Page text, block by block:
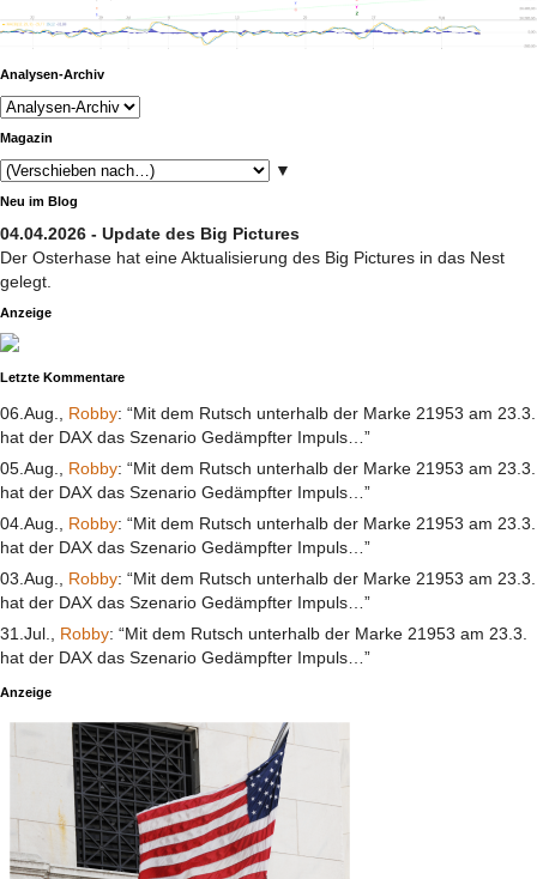
Analysen-Archiv
Magazin
▼
Neu im Blog
04.04.2026 - Update des Big Pictures
Der Osterhase hat eine Aktualisierung des Big Pictures in das Nest
gelegt.
Anzeige
Letzte Kommentare
06.Aug., Robby: “Mit dem Rutsch unterhalb der Marke 21953 am 23.3.
hat der DAX das Szenario Gedämpfter Impuls…”
05.Aug., Robby: “Mit dem Rutsch unterhalb der Marke 21953 am 23.3.
hat der DAX das Szenario Gedämpfter Impuls…”
04.Aug., Robby: “Mit dem Rutsch unterhalb der Marke 21953 am 23.3.
hat der DAX das Szenario Gedämpfter Impuls…”
03.Aug., Robby: “Mit dem Rutsch unterhalb der Marke 21953 am 23.3.
hat der DAX das Szenario Gedämpfter Impuls…”
31.Jul., Robby: “Mit dem Rutsch unterhalb der Marke 21953 am 23.3.
hat der DAX das Szenario Gedämpfter Impuls…”
Anzeige